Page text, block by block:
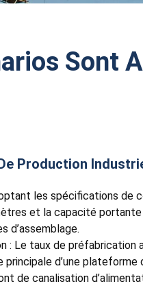
Sont
Production
les spécifications de
et la capacité portante
d’assemblage.
: Le taux de préfabrication
d’une
de canalisation